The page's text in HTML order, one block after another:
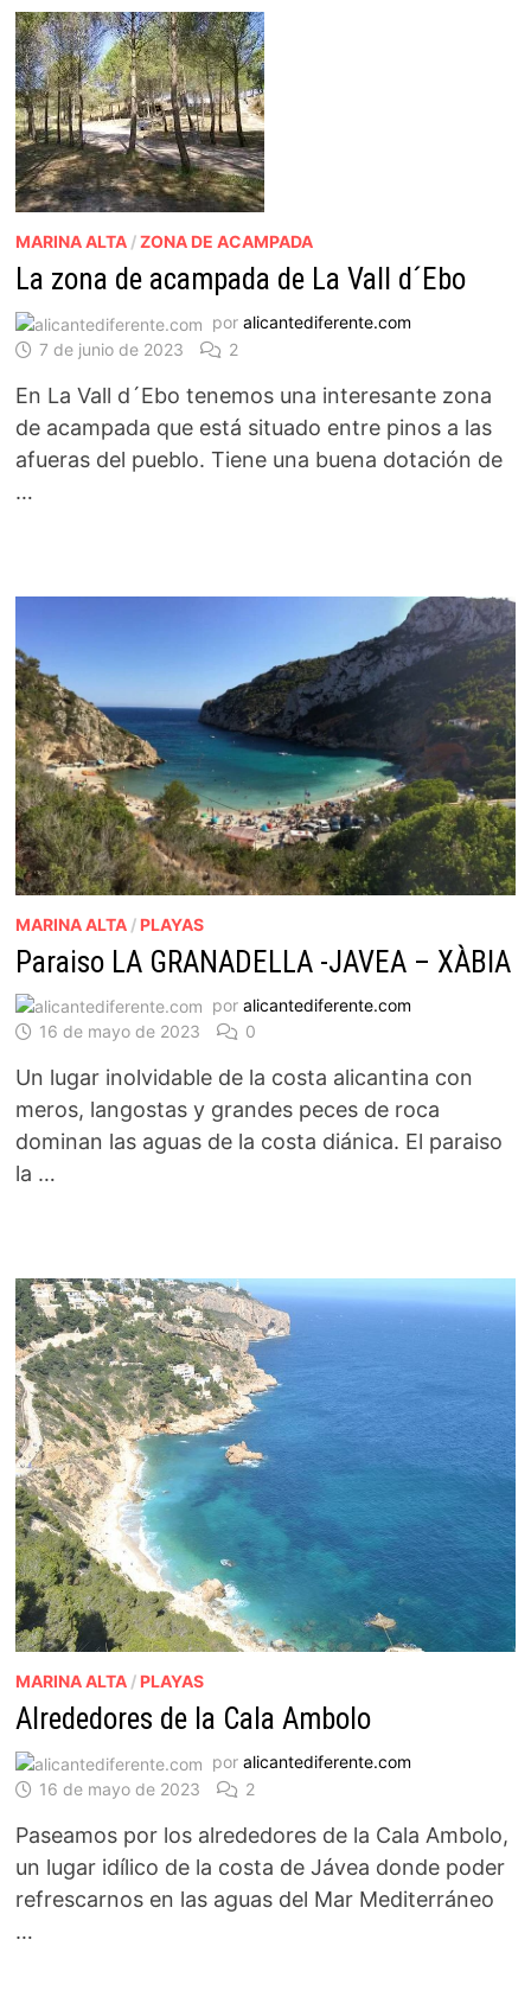
MARINA ALTA/ZONA DE ACAMPADA
La zona de acampada de La Vall d´Ebo
por alicantediferente.com
7 de junio de 2023
2
En La Vall d´Ebo tenemos una interesante zona
de acampada que está situado entre pinos a las
afueras del pueblo. Tiene una buena dotación de
…
MARINA ALTA/ PLAYAS
Paraiso LA GRANADELLA -JAVEA – XÀBIA
por alicantediferente.com
16 de mayo de 2023
0
Un lugar inolvidable de la costa alicantina con
meros, langostas y grandes peces de roca
dominan las aguas de la costa diánica. El paraiso
la …
MARINA ALTA/ PLAYAS
Alrededores de la Cala Ambolo
por alicantediferente.com
16 de mayo de 2023
2
Paseamos por los alrededores de la Cala Ambolo,
un lugar idílico de la costa de Jávea donde poder
refrescarnos en las aguas del Mar Mediterráneo
…